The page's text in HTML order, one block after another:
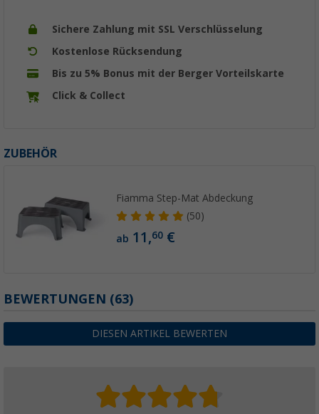
Sichere Zahlung mit SSL Verschlüsselung
Kostenlose Rücksendung
Bis zu 5% Bonus mit der Berger Vorteilskarte
Click & Collect
ZUBEHÖR
Fiamma Step-Mat Abdeckung
(50)
ab 11,60 €
BEWERTUNGEN (63)
DIESEN ARTIKEL BEWERTEN